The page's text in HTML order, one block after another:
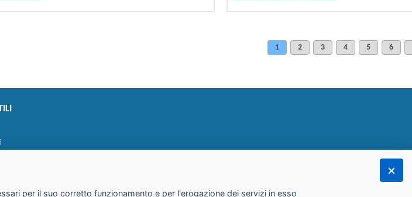
1 2 3 4 5 6
per il suo corretto funzionamento e per l'erogazione dei servizi in esso